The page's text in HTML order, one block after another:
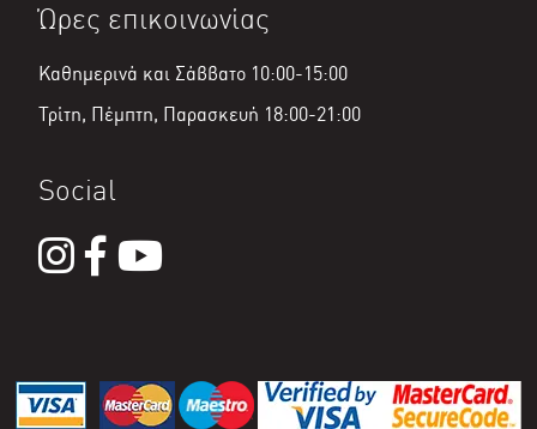
Ώρες επικοινωνίας
Καθημερινά και Σάββατο 10:00-15:00
Τρίτη, Πέμπτη, Παρασκευή 18:00-21:00
Social